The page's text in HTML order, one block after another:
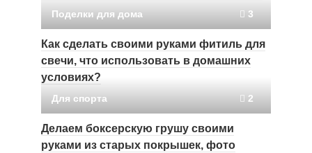
Поделки для дома 3
Как сделать своими руками фитиль для
свечи, что использовать в домашних
условиях?
Для спорта 2
Делаем боксерскую грушу своими
руками из старых покрышек, фото